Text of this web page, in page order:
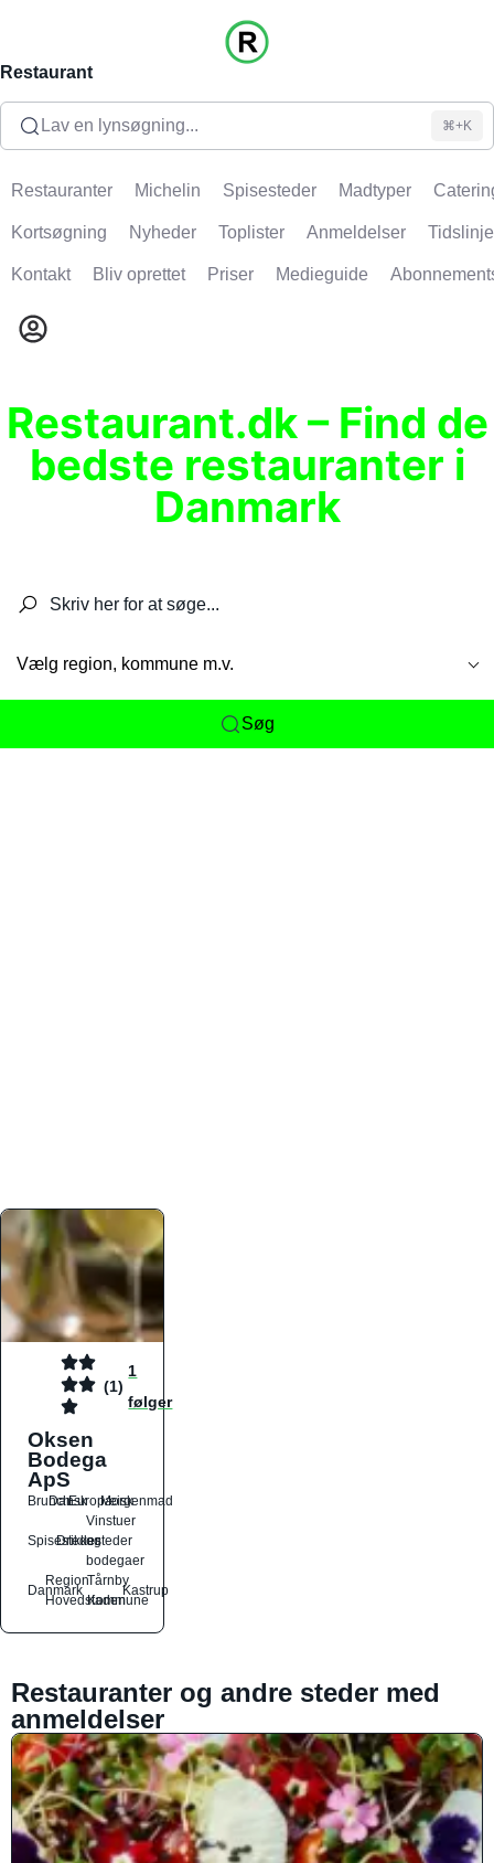
Restaurant
Lav en lynsøgning... ⌘+K
Restauranter Michelin Spisesteder Madtyper
Kortsøgning Nyheder Toplister Anmeldelser Tidslinje
Kontakt Bliv oprettet Priser Medieguide
Restaurant.dk – Find de
bedste restauranter i
Danmark
Vælg region, kommune m.v.
Søg
(1)
1
følger
Oksen
Bodega
ApS
Brunch
DanskEuropæiskMorgenmad
Spisesteder
Drikkesteder
Vinstuer
og
bodegaer
Danmark
Region
Hovedstaden
Tårnby
Kommune
Kastrup
Restauranter og andre steder med
anmeldelser